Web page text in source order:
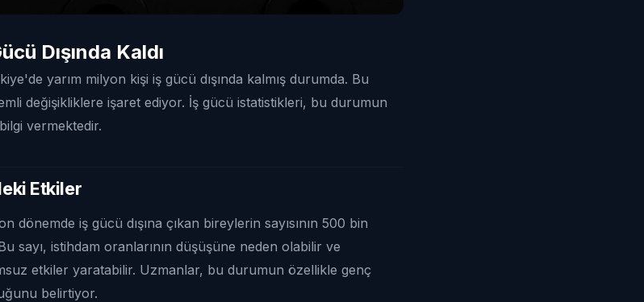
Dışında Kaldı
yarım milyon kişi iş gücü dışında kalmış durumda. Bu
değişikliklere işaret ediyor. İş gücü istatistikleri, bu durumun
vermektedir.
Etkiler
dönemde iş gücü dışına çıkan bireylerin sayısının 500 bin
sayı, istihdam oranlarının düşüşüne neden olabilir ve
etkiler yaratabilir. Uzmanlar, bu durumun özellikle genç
belirtiyor.